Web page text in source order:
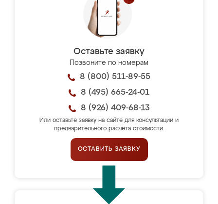
Оставьте заявку
Позвоните по номерам
8 (800) 511-89-55
8 (495) 665-24-01
8 (926) 409-68-13
Или оставьте заявку на сайте для консультации и
предварительного расчёта стоимости.
ОСТАВИТЬ ЗАЯВКУ